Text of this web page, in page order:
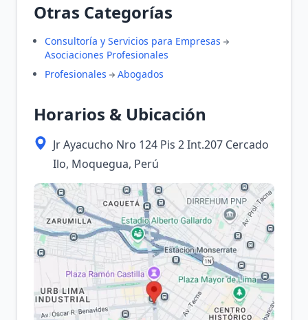
Otras Categorías
Consultoría y Servicios para Empresas
Asociaciones Profesionales
Profesionales
Abogados
Horarios & Ubicación
Jr Ayacucho Nro 124 Pis 2 Int.207 Cercado
Ilo, Moquegua, Perú